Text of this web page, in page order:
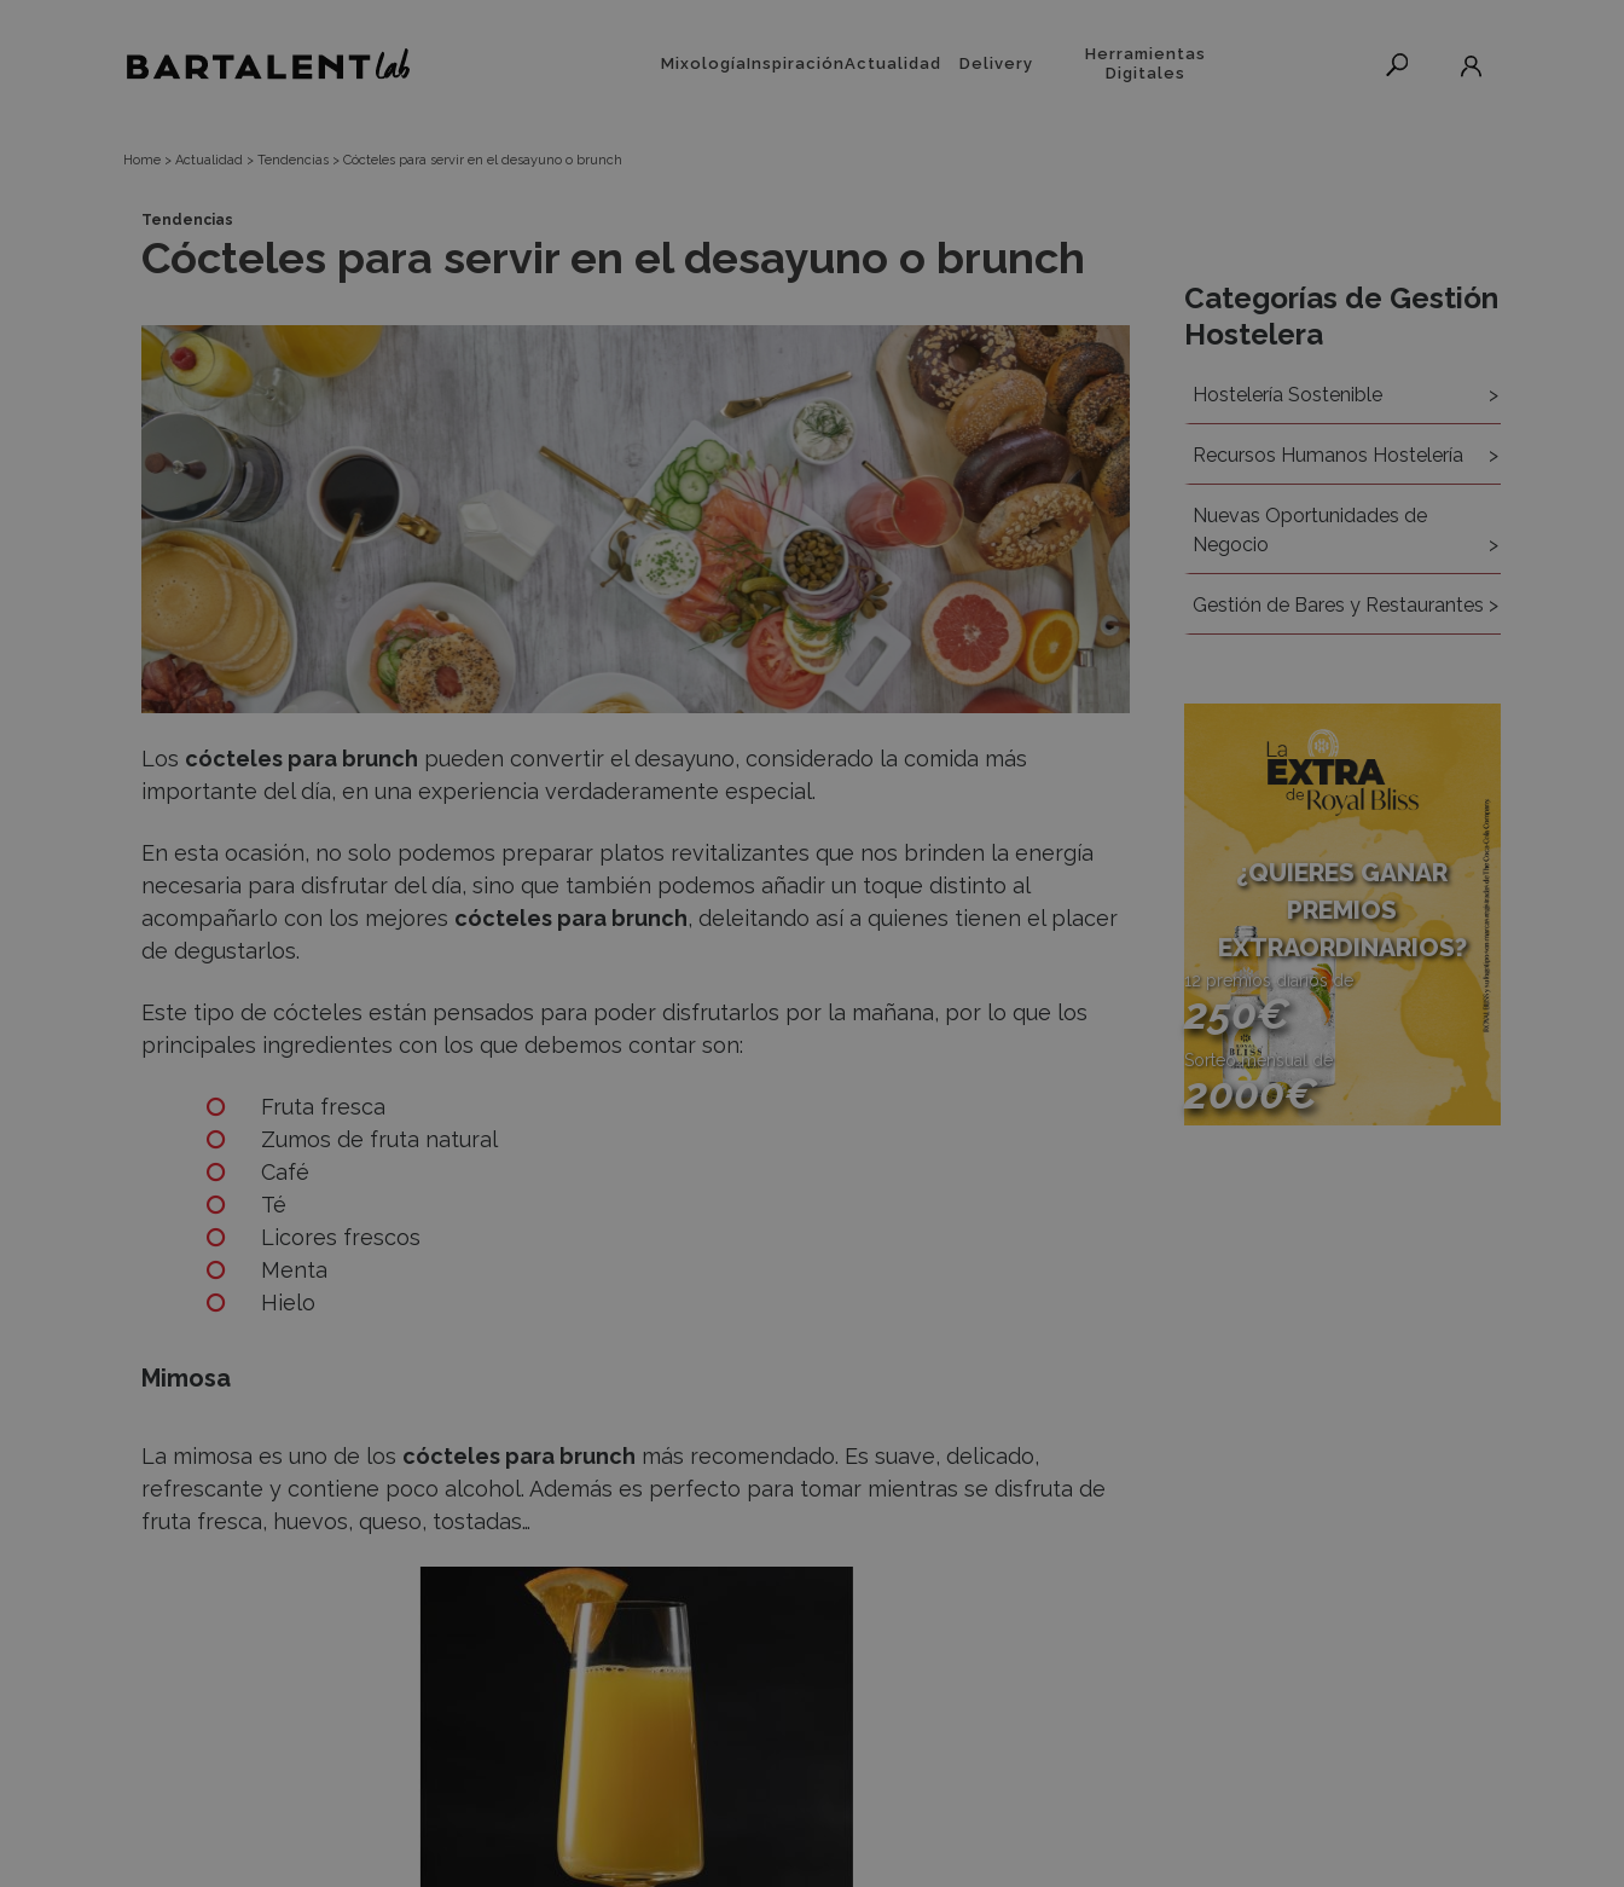
servir
desayuno
brunch
Bartalent
principal
MixologíaInspiraciónActualidad Delivery
Herramientas
Digitales
Home > Actualidad > Tendencias > Cócteles para servir en el desayuno o brunch
Tendencias
Cócteles para servir en el desayuno o brunch
Los cócteles para brunch pueden convertir el desayuno, considerado la comida más
importante del día, en una experiencia verdaderamente especial.
En esta ocasión, no solo podemos preparar platos revitalizantes que nos brinden la energía
necesaria para disfrutar del día, sino que también podemos añadir un toque distinto al
acompañarlo con los mejores cócteles para brunch, deleitando así a quienes tienen el placer
de degustarlos.
Este tipo de cócteles están pensados para poder disfrutarlos por la mañana, por lo que los
principales ingredientes con los que debemos contar son:
Fruta fresca
Zumos de fruta natural
Café
Té
Licores frescos
Menta
Hielo
Mimosa
La mimosa es uno de los cócteles para brunch más recomendado. Es suave, delicado,
refrescante y contiene poco alcohol. Además es perfecto para tomar mientras se disfruta de
fruta fresca, huevos, queso, tostadas…
Recursos
Categorías de Gestión
Hostelera
Hostelería Sostenible
Recursos Humanos Hostelería
Nuevas Oportunidades de
Negocio
Gestión de Bares y Restaurantes
¿QUIERES GANAR
PREMIOS
EXTRAORDINARIOS?
12 premios diarios de
250€
Sorteo mensual de
2000€